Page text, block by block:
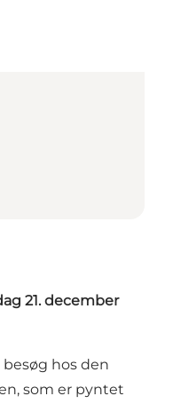
21. december
hos den
som er pyntet